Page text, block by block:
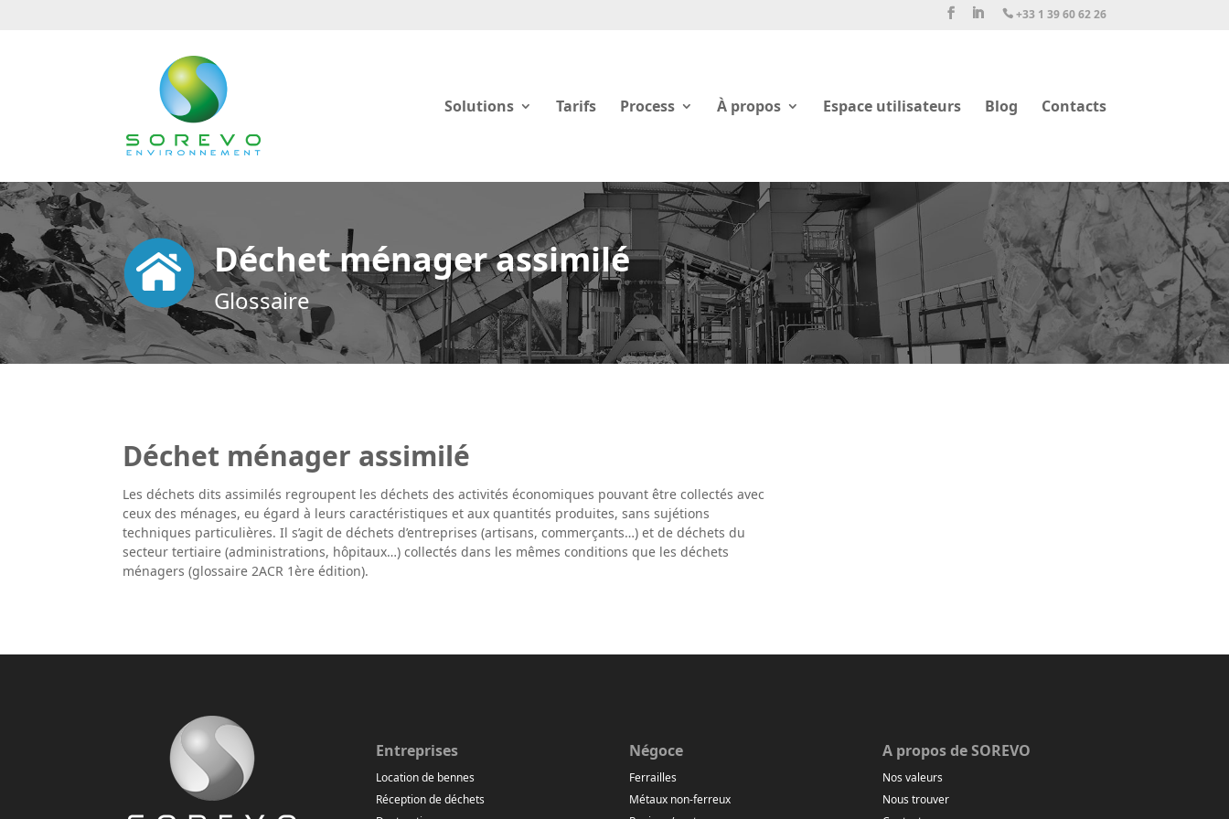
+33 1 39 60 62 26
Solutions Tarifs Process À propos Espace utilisateurs Blog Contacts
Déchet ménager assimilé
Glossaire
Déchet ménager assimilé
Les déchets dits assimilés regroupent les déchets des activités économiques pouvant être col­lectés avec
ceux des ménages, eu égard à leurs caractéristiques et aux quantités produites, sans sujétions
techniques particulières. Il s’agit de dé­chets d’entreprises (artisans, commerçants…) et de déchets du
secteur tertiaire (administrations, hôpitaux…) collectés dans les mêmes conditions que les déchets
ménagers (glossaire 2ACR 1ère édition).
Entreprises
Location de bennes
Réception de déchets
Négoce
Ferrailles
Métaux non-ferreux
A propos de SOREVO
Nos valeurs
Nous trouver